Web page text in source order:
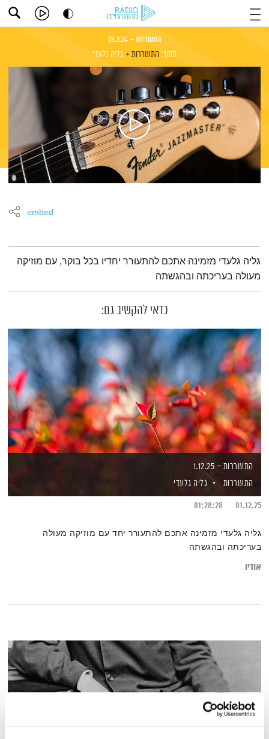
התעוררות – 28.2.24
מתוך: התעוררות גליה גלעדי
embed
תמצית הפודקאסט
גליה גלעדי מזמינה אתכם להתעורר יחדיו בכל בוקר, עם מוזיקה
מעולה בעריכתה ובהגשתה
כדאי להקשיב גם:
התעוררות – 1.12.25
התעוררות
גליה גלעדי
01.12.25
01:28:28
גליה גלעדי מזמינה אתכם להתעורר יחד עם מוזיקה מעולה
בעריכתה ובהגשתה
אודיו